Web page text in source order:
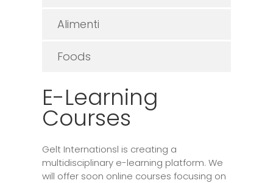
Alimenti
Foods
E-Learning
Courses
Gelt Internationsl is creating a
multidisciplinary e-learning platform. We
will offer soon online courses focusing on